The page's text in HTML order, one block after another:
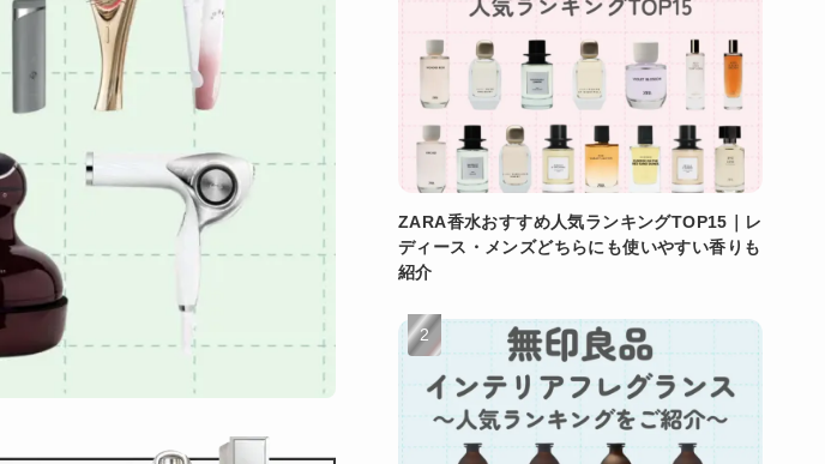
ZARA香水おすすめ人気ランキングTOP15｜レ
ディース・メンズどちらにも使いやすい香りも
紹介